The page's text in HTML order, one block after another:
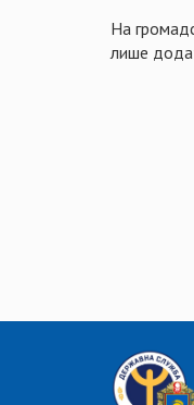
На
лише